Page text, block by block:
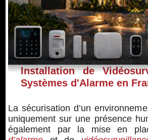
Installation de
Systèmes d'Alarme en
La sécurisation d’un
uniquement sur une présence
également par la mise en